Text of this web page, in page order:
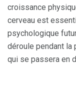
croissance
cerveau est
psychologique
déroule pendant la
qui se passera en